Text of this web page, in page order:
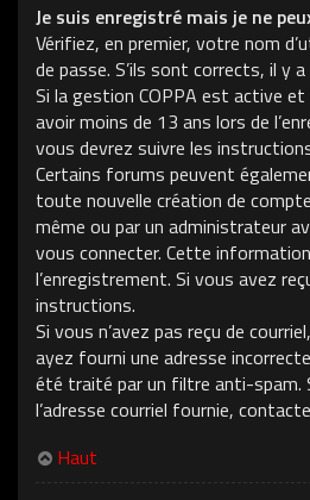
Je suis enregistré mais je ne
Vérifiez, en premier, votre nom
de passe. S’ils sont corrects, il y
Si la gestion COPPA est active
avoir moins de 13 ans lors de
vous devrez suivre les
Certains forums peuvent
toute nouvelle création de
même ou par un administrateur
vous connecter. Cette
l’enregistrement. Si vous avez
instructions.
Si vous n’avez pas reçu de
ayez fourni une adresse
été traité par un filtre anti-spam.
l’adresse courriel fournie,
Haut